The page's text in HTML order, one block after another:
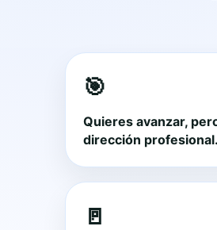
🎯
Quieres avanzar,
dirección profesional.
🚪